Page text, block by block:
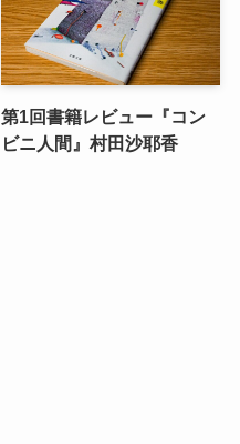
第1回書籍レビュー『コン
ビニ人間』村田沙耶香